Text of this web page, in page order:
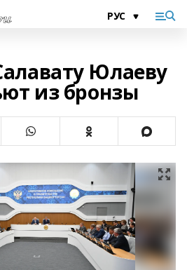
Юлаеву
из бронзы